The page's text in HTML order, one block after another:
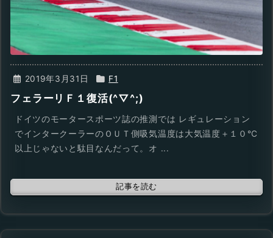
2019年3月31日 F1
フェラーリＦ１復活(^▽^;)
ドイツのモータースポーツ誌の推測では レギュレーション
でインタークーラーのＯＵＴ側吸気温度は大気温度＋１０℃
以上じゃないと駄目なんだって。オ ...
記事を読む